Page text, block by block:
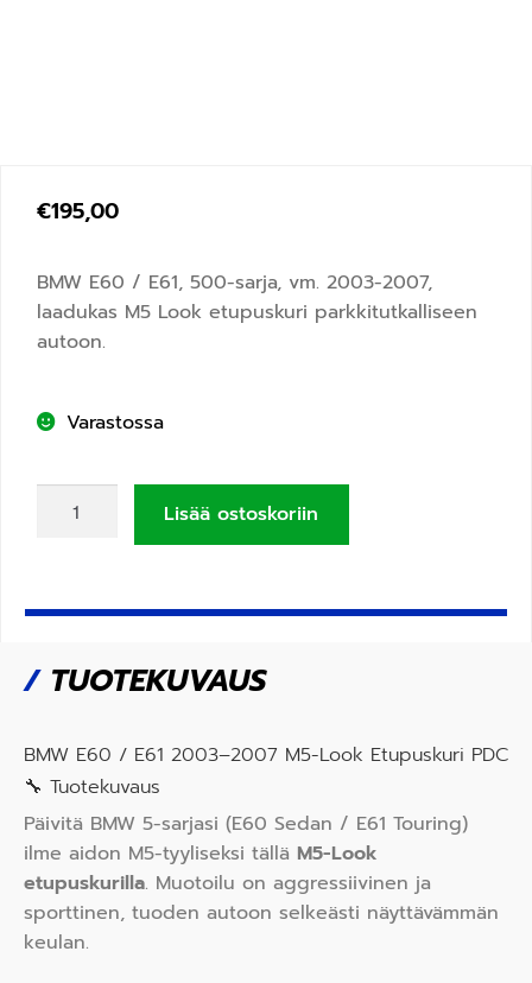
€195,00
BMW E60 / E61, 500-sarja, vm. 2003-2007,
laadukas M5 Look etupuskuri parkkitutkalliseen
autoon.
Varastossa
Lisää ostoskoriin
/TUOTEKUVAUS
BMW E60 / E61 2003–2007 M5-Look Etupuskuri PDC
🔧 Tuotekuvaus
Päivitä BMW 5-sarjasi (E60 Sedan / E61 Touring)
ilme aidon M5-tyyliseksi tällä M5-Look
etupuskurilla. Muotoilu on aggressiivinen ja
sporttinen, tuoden autoon selkeästi näyttävämmän
keulan.